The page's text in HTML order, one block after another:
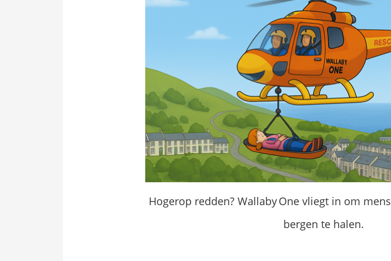
Hogerop redden? Wallaby One vliegt in om
bergen te halen.